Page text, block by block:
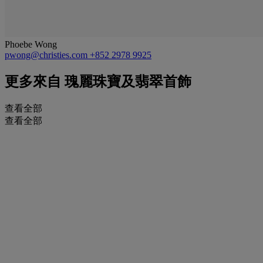
Phoebe Wong
pwong@christies.com +852 2978 9925
更多來自 瑰麗珠寶及翡翠首飾
查看全部
查看全部